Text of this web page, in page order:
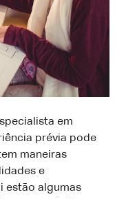
em
prévia pode
maneiras
e
estão algumas